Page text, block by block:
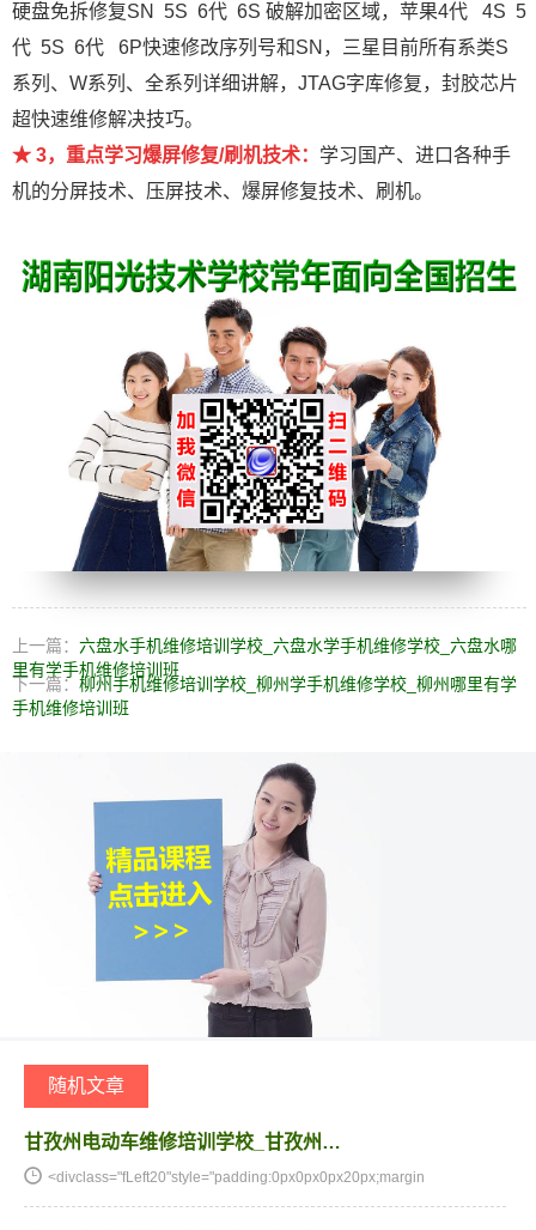
硬盘免拆修复SN 5S 6代 6S 破解加密区域，苹果4代 4S 5
代 5S 6代 6P快速修改序列号和SN，三星目前所有系类S
系列、W系列、全系列详细讲解，JTAG字库修复，封胶芯片
超快速维修解决技巧。
★ 3，重点学习爆屏修复/刷机技术： 学习国产、进口各种手
机的分屏技术、压屏技术、爆屏修复技术、刷机。
上一篇： 六盘水手机维修培训学校_六盘水学手机维修学校_六盘水哪
里有学手机维修培训班
下一篇： 柳州手机维修培训学校_柳州学手机维修学校_柳州哪里有学
手机维修培训班
随机文章
甘孜州电动车维修培训学校_甘孜州…
<divclass="fLeft20"style="padding:0px0px0px20px;margin